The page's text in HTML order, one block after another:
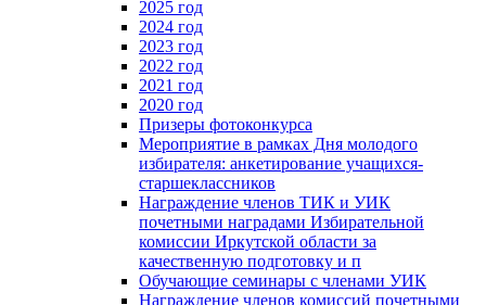
2025 год
2024 год
2023 год
2022 год
2021 год
2020 год
Призеры фотоконкурса
Мероприятие в рамках Дня молодого
избирателя: анкетирование учащихся-
старшеклассников
Награждение членов ТИК и УИК
почетными наградами Избирательной
комиссии Иркутской области за
качественную подготовку и п
Обучающие семинары с членами УИК
Награждение членов комиссий почетными